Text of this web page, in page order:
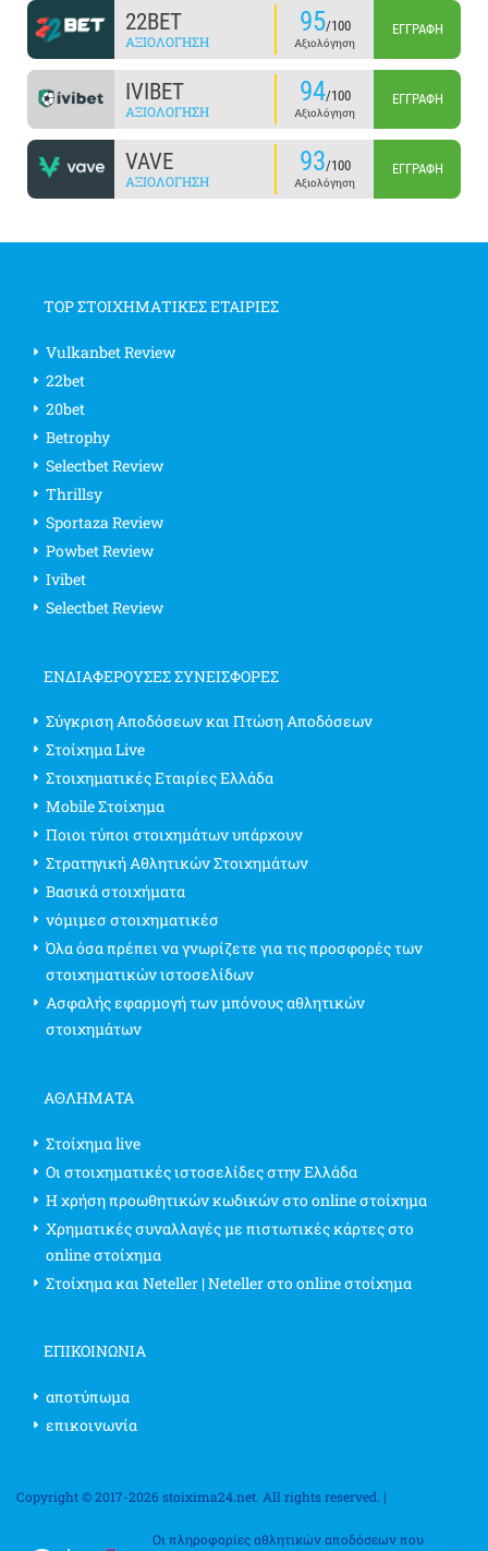
22BET
ΑΞΙΟΛΌΓΗΣΗ
95/100
Αξιολόγηση
ΕΓΓΡΑΦΉ
IVIBET
ΑΞΙΟΛΌΓΗΣΗ
94/100
Αξιολόγηση
ΕΓΓΡΑΦΉ
VAVE
ΑΞΙΟΛΌΓΗΣΗ
93/100
Αξιολόγηση
ΕΓΓΡΑΦΉ
TOP ΣΤΟΙΧΗΜΑΤΙΚΕΣ ΕΤΑΙΡΙΕΣ
Vulkanbet Review
22bet
20bet
Betrophy
Selectbet Review
Thrillsy
Sportaza Review
Powbet Review
Ivibet
Selectbet Review
ΕΝΔΙΑΦΈΡΟΥΣΕΣ ΣΥΝΕΙΣΦΟΡΈΣ
Σύγκριση Αποδόσεων και Πτώση Αποδόσεων
Στοίχημα Live
Στοιχηματικές Εταιρίες Ελλάδα
Mobile Στοίχημα
Ποιοι τύποι στοιχημάτων υπάρχουν
Στρατηγική Αθλητικών Στοιχημάτων
Βασικά στοιχήματα
νόμιμεσ στοιχηματικέσ
Όλα όσα πρέπει να γνωρίζετε για τις προσφορές των
στοιχηματικών ιστοσελίδων
Ασφαλής εφαρμογή των μπόνους αθλητικών
στοιχημάτων
ΑΘΛΗΜΑΤΑ
Στοίχημα live
Οι στοιχηματικές ιστοσελίδες στην Ελλάδα
Η χρήση προωθητικών κωδικών στο online στοίχημα
Χρηματικές συναλλαγές με πιστωτικές κάρτες στο
online στοίχημα
Στοίχημα και Neteller | Neteller στο online στοίχημα
ΕΠΙΚΟΙΝΩΝΊΑ
αποτύπωμα
επικοινωνία
Copyright © 2017-2026 stoixima24.net. All rights reserved. |
Οι πληροφορίες αθλητικών αποδόσεων που